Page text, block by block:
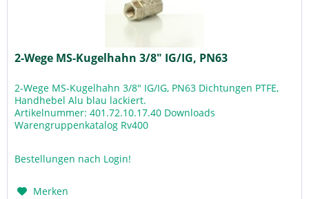
2-Wege MS-Kugelhahn 3/8" IG/IG, PN63
2-Wege MS-Kugelhahn 3/8" IG/IG, PN63 Dichtungen PTFE,
Handhebel Alu blau lackiert.
Artikelnummer: 401.72.10.17.40 Downloads
Warengruppenkatalog Rv400
Bestellungen nach Login!
Merken